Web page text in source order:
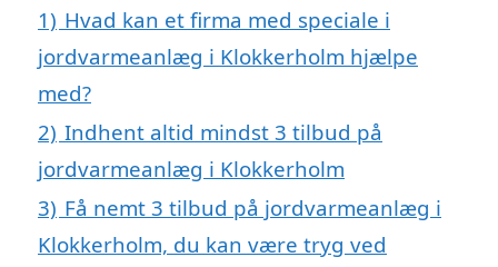
1) Hvad kan et firma med speciale i
jordvarmeanlæg i Klokkerholm hjælpe
med?
2) Indhent altid mindst 3 tilbud på
jordvarmeanlæg i Klokkerholm
3) Få nemt 3 tilbud på jordvarmeanlæg i
Klokkerholm, du kan være tryg ved